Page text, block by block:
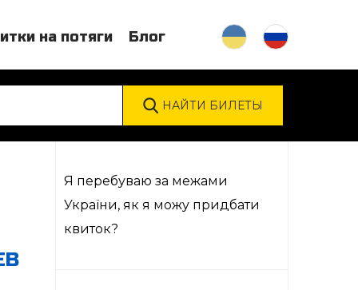
на потяги Блог
Я перебуваю за межами
України, як я можу придбати
квиток?